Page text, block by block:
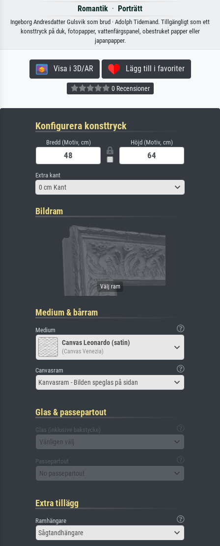
Romantik · Porträtt
Ingeborg Andresdatter Gulsvik som brud · Adolph Tidemand. Tillgängligt som ett
konsttryck på duk, fotopapper, vattenfärgspanel, obestruket papper eller
japanpapper.
Visa i 3D/AR Lägg till i favoriter
0 Recensioner
Konfigurera konsttryck
Bredd (Motiv, cm) Höjd (Motiv, cm)
Extra kant
0 cm Kant
Bildram
Medium & bårram
Medium
Canvas Leonardo (satin)
(Canvas Venezia)
Canvasram
Kanvasram - Bilden speglas på sidan
Glas & passepartout
Glas (inklusive bakstycke)
Vänligen välj
Passepartout
No passepartout
Extra tillägg
Ramhängare
Sågtandhängare